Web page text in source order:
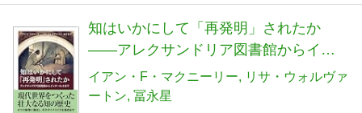
知はいかにして「再発明」されたか
――アレクサンドリア図書館からイン
ターネットまで (ちくま学芸文庫マ-55-
1)
イアン・F・マクニーリー
リサ・ウォルヴァ
ートン 冨永星